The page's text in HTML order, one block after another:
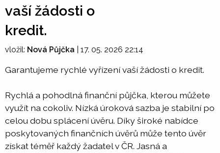
vaší žádosti o
kredit.
vložil: Nová Půjčka 17. 05. 2026 22:14
Garantujeme rychlé vyřízení vaší žádosti o kredit.
Rychlá a pohodlná finanční půjčka, kterou můžete
využít na cokoliv. Nízká úroková sazba je stabilní po
celou dobu splácení úvěru. Díky široké nabídce
poskytovaných finančních úvěrů může tento úvěr
získat téměř každý žadatel v ČR. Jasná a